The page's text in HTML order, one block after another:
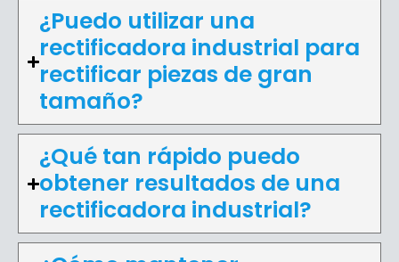
¿Puedo utilizar una
rectificadora industrial para
rectificar piezas de gran
tamaño?
¿Qué tan rápido puedo
obtener resultados de una
rectificadora industrial?